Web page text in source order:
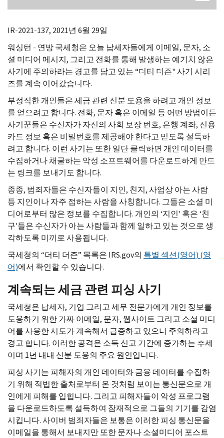
IR-2021-137, 2021년 6월 29일
워싱턴 - 연방 국세청은 오늘 납세자들에게 이메일, 문자, 소
셜 미디어 메시지, 그리고 전화를 통해 발생하는 예기치 않은
사기에 주의하라는 경고를 담고 있는 “더티 더즌" 사기 시리
즈를 계속 이어갔습니다.
부정직한 개인들은 세금 관련 신분 도용을 하려고 개인 정보
를 얻으려고 합니다. 전화, 문자 혹은 이메일 등 어떤 방법이든
사기꾼들은 수신자가 자신의 사회 보장 번호, 은행 계좌, 신용
카드 정보 혹은 비밀번호를 제공해야 한다고 믿도록 설득하
려고 합니다. 이런 사기는 또한 일단 클릭하면 개인 데이터를
수집하거나 채굴하는 악성 소프트웨어를 다운로드하게 만드
는 링크를 보내기도 합니다.
종종, 범죄자들은 수신자들이 지인, 친지, 사업상 아는 사람
등 지인이나 자주 접하는 사람을 사칭합니다. 그들은 소셜 미
디어로부터 많은 정보를 수집합니다. 개인의 ‘지인' 혹은 ‘친
구'들은 수신자가 아는 사람들과 함께 일하고 있는 것으로 생
각하도록 미끼로 사용됩니다.
국세청의 “더티 더즌” 목록은 IRS.gov의 특별 섹션(영어) (영
어)에서 확인할 수 있습니다.
계속되는 세금 관련 피싱 사기
국세청은 납세자, 기업 그리고 세무 전문가에게 개인 정보를
도용하기 위한 가짜 이메일, 문자, 웹사이트 그리고 소셜 미디
어를 사용한 시도가 계속해서 급증하고 있으니 주의하라고
경고 합니다. 이러한 공격은 소득 신고 기간에 증가하는 추세
이며 1년 내내 신분 도용의 주요 원인입니다.
피싱 사기는 피해자의 개인 데이터와 금융 데이터를 수집하
기 위해 적법한 출처로부터 온 것처럼 보이는 통신문으로 개
인에게 피해를 입힙니다. 그리고 피해자들이 악성 프로그램
을 다운로드하도록 설득하여 잠재적으로 그들의 기기를 감염
시킵니다. 사이버 범죄자들은 보통은 이러한 피싱 통신문을
이메일을 통해서 보내지만 또한 문자나 소셜미디어 포스트